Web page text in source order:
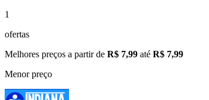
1
ofertas
Melhores preços a partir de R$ 7,99 até R$ 7,99
Menor preço